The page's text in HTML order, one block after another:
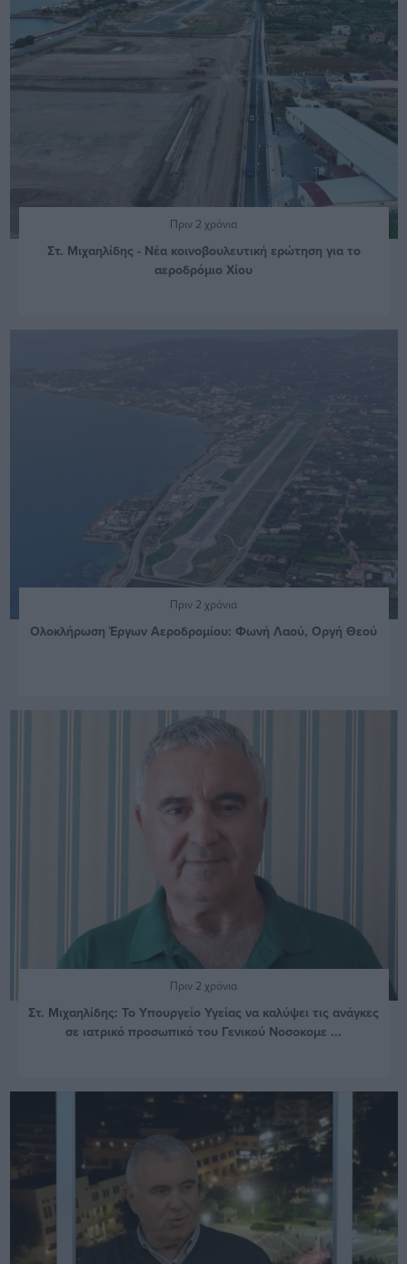
Πριν 2 χρόνια
Στ. Μιχαηλίδης - Νέα κοινοβουλευτική ερώτηση για το
αεροδρόμιο Χίου
Πριν 2 χρόνια
Ολοκλήρωση Έργων Αεροδρομίου: Φωνή Λαού, Οργή Θεού
Πριν 2 χρόνια
Στ. Μιχαηλίδης: Το Υπουργείο Υγείας να καλύψει τις ανάγκες
σε ιατρικό προσωπικό του Γενικού Νοσοκομε ...